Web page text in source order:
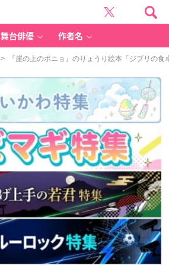
舞台俳優 作者名
> 『崖の上のポニョ』のりょうり絵本「ジブリの